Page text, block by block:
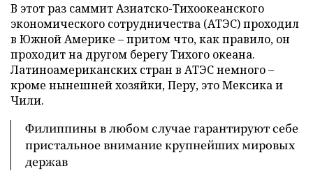
В этот раз саммит Азиатско-Тихоокеанского
экономического сотрудничества (АТЭС) проходил
в Южной Америке – притом что, как правило, он
проходит на другом берегу Тихого океана.
Латиноамериканских стран в АТЭС немного –
кроме нынешней хозяйки, Перу, это Мексика и
Чили.
Филиппины в любом случае гарантируют себе
пристальное внимание крупнейших мировых
держав